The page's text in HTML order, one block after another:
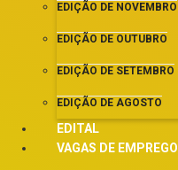
EDIÇÃO DE NOVEMBRO
EDIÇÃO DE OUTUBRO
EDIÇÃO DE SETEMBRO
EDIÇÃO DE AGOSTO
EDITAL
VAGAS DE EMPREGO